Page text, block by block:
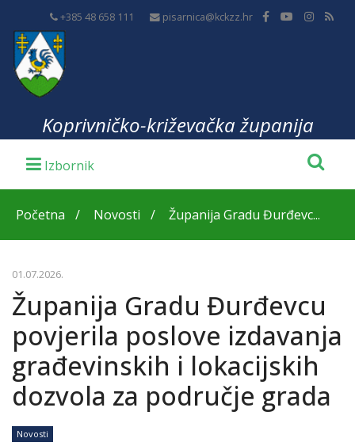
+385 48 658 111 pisarnica@kckzz.hr
Koprivničko-križevačka županija
Početna Novosti Županija Gradu Đurđevc...
01.07.2026.
Županija Gradu Đurđevcu
povjerila poslove izdavanja
građevinskih i lokacijskih
dozvola za područje grada
Novosti